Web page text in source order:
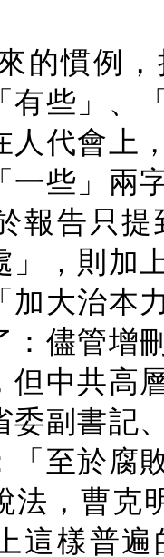
的慣例
有些」、
人代會上
一些」兩
報告只
」，則加
加大治本
：儘管增
但中共高
委副書記
「至於腐
法，曹克
這樣普